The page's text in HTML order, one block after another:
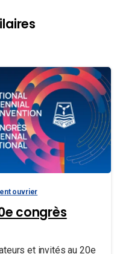
ouvrier
congrès
et invités au 20e